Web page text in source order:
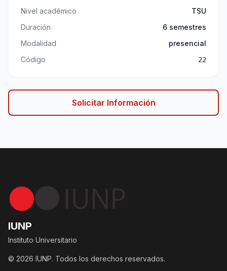
Nivel académico
TSU
Duración
6 semestres
Modalidad
presencial
Código
22
Solicitar Información
IUNP
Instituto Universitario
© 2026 IUNP. Todos los derechos reservados.